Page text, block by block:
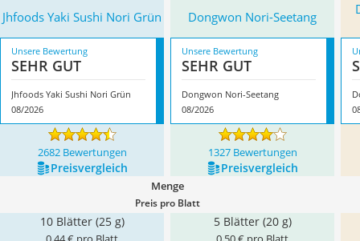
Jhfoods Yaki Sushi Nori Grün Dongwon Nori-Seetang
Unsere Bewertung
SEHR GUT
Jhfoods Yaki Sushi Nori Grün
08/2026
Unsere Bewertung
SEHR GUT
Dongwon Nori-Seetang
08/2026
2682 Bewertungen 1327 Bewertungen
Preis­vergleich Preis­vergleich
Menge
Preis pro Blatt
10 Blätter (25 g) 5 Blätter (20 g)